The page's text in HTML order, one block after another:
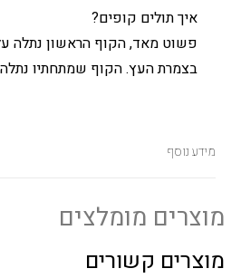
איך תולים קופים?
פשוט מאד, הקוף הראשון נתלה
בצמרת העץ. הקוף שמתחתיו נתלה
מידע נוסף
מוצרים מומלצים
מוצרים קשורים